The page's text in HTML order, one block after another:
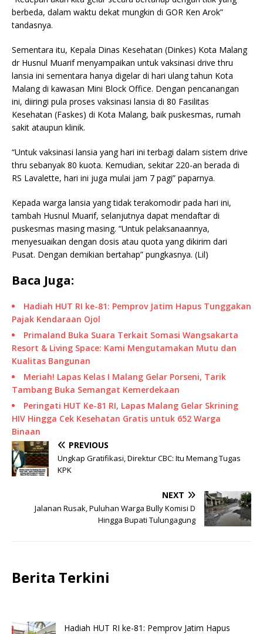
berbeda, dalam waktu dekat mungkin di GOR Ken Arok”
tandasnya.
Sementara itu, Kepala Dinas Kesehatan (Dinkes) Kota Malang
dr Husnul Muarif menyampaikan untuk vaksinasi drive thru
lansia ini sementara hanya digelar di hari ulang tahun Kota
Malang di kawasan Mini Block Office. Dengan pencanangan
ini, diiringi pula proses vaksinasi lansia di 80 Fasilitas
Kesehatan (Faskes) di Kota Malang, baik puskesmas, rumah
sakit ataupun klinik.
“Untuk vaksinasi lansia yang hari ini terbagi dalam sistem drive
thru sebanyak 80 kuota. Kemudian, sekitar 220-an berada di
RS Lavalette, hari ini juga mulai jam 7 pagi” paparnya.
Kepada warga lansia yang tidak terakomodir pada hari ini,
tambah Husnul Muarif, selanjutnya dapat mendaftar di
puskesmas masing masing. “Untuk pelaksanaannya,
menyesuaikan dengan dosis atau quota yang dikirim dari
Pusat. Dengan demikian bertahap” pungkasnya. (Lil)
Baca Juga:
Hadiah HUT RI ke-81: Pemprov Jatim Hapus Tunggakan
Pajak Kendaraan Ojol
Primaland Buka Suara Terkait Somasi Wangsakarta
Resort & Living Space: Kami Mengutamakan Mutu dan
Kualitas Bangunan
Meriah! Lapas Kelas I Malang Gelar Porseni, Tarik
Tambang Buka Semangat Kemerdekaan
Peringati HUT Ke-81 RI, Lapas Malang Gelar Skrining
HIV Hingga Cek Kesehatan Gratis untuk 652 Warga
Binaan
PREVIOUS
Ungkap Gratifikasi, Direktur CBC: Itu Memang Tugas
KPK
NEXT
Jalanan Rusak, Puluhan Warga Bully Komisi D
Hingga Bupati Tulungagung
Berita Terkini
Hadiah HUT RI ke-81: Pemprov Jatim Hapus